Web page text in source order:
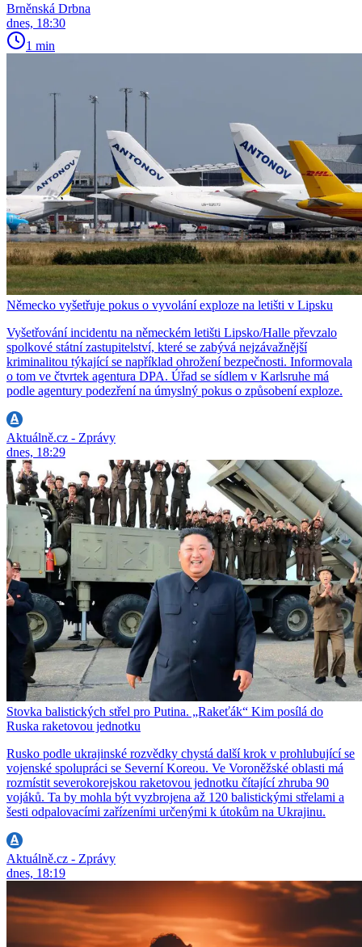
Brněnská Drbna
dnes, 18:30
1 min
Německo vyšetřuje pokus o vyvolání exploze na letišti v Lipsku
Vyšetřování incidentu na německém letišti Lipsko/Halle převzalo
spolkové státní zastupitelství, které se zabývá nejzávažnější
kriminalitou týkající se například ohrožení bezpečnosti. Informovala
o tom ve čtvrtek agentura DPA. Úřad se sídlem v Karlsruhe má
podle agentury podezření na úmyslný pokus o způsobení exploze.
Aktuálně.cz - Zprávy
dnes, 18:29
Stovka balistických střel pro Putina. „Rakeťák“ Kim posílá do
Ruska raketovou jednotku
Rusko podle ukrajinské rozvědky chystá další krok v prohlubující se
vojenské spolupráci se Severní Koreou. Ve Voroněžské oblasti má
rozmístit severokorejskou raketovou jednotku čítající zhruba 90
vojáků. Ta by mohla být vyzbrojena až 120 balistickými střelami a
šesti odpalovacími zařízeními určenými k útokům na Ukrajinu.
Aktuálně.cz - Zprávy
dnes, 18:19